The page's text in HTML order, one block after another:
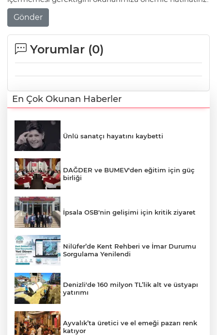
Gönder
Yorumlar (0)
En Çok Okunan Haberler
Ünlü sanatçı hayatını kaybetti
DAĞDER ve BUMEV'den eğitim için güç
birliği
İpsala OSB'nin gelişimi için kritik ziyaret
Nilüfer’de Kent Rehberi ve İmar Durumu
Sorgulama Yenilendi
Denizli'de 160 milyon TL’lik alt ve üstyapı
yatırımı
Ayvalık’ta üretici ve el emeği pazarı renk
katıyor